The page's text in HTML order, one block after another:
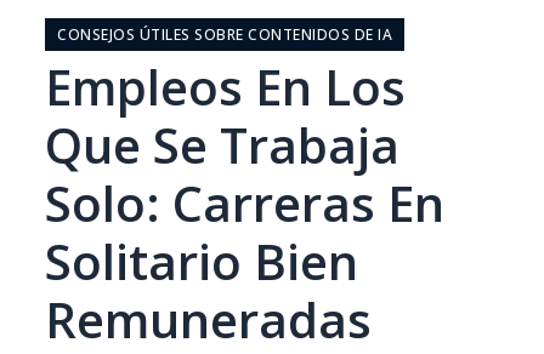
contenidoCONSEJOS ÚTILES SOBRE CONTENIDOS DE IA
Empleos En Los
Que Se Trabaja
Solo: Carreras En
Solitario Bien
Remuneradas